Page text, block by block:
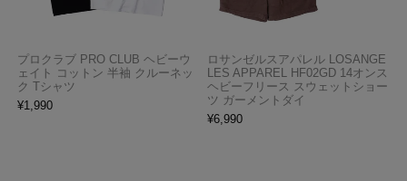
プロクラブ PRO CLUB ヘビーウ
ェイト コットン 半袖 クルーネッ
ク Tシャツ
¥1,990
ロサンゼルスアパレル LOSANGE
LES APPAREL HF02GD 14オンス
ヘビーフリース スウェットショー
ツ ガーメントダイ
¥6,990